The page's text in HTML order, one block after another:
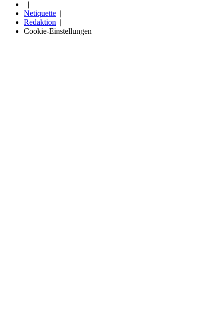
Netiquette
Redaktion
Cookie-Einstellungen